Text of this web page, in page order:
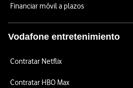
Financiar móvil a plazos
Vodafone entretenimiento
Contratar Netflix
Contratar HBO Max